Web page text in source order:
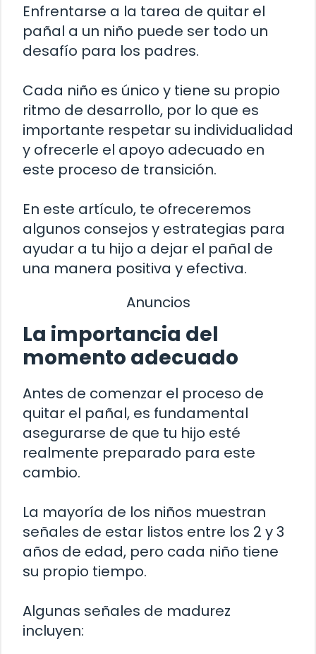
Enfrentarse a la tarea de quitar el
pañal a un niño puede ser todo un
desafío para los padres.
Cada niño es único y tiene su propio
ritmo de desarrollo, por lo que es
importante respetar su individualidad
y ofrecerle el apoyo adecuado en
este proceso de transición.
En este artículo, te ofreceremos
algunos consejos y estrategias para
ayudar a tu hijo a dejar el pañal de
una manera positiva y efectiva.
Anuncios
La importancia del
momento adecuado
Antes de comenzar el proceso de
quitar el pañal, es fundamental
asegurarse de que tu hijo esté
realmente preparado para este
cambio.
La mayoría de los niños muestran
señales de estar listos entre los 2 y 3
años de edad, pero cada niño tiene
su propio tiempo.
Algunas señales de madurez
incluyen: